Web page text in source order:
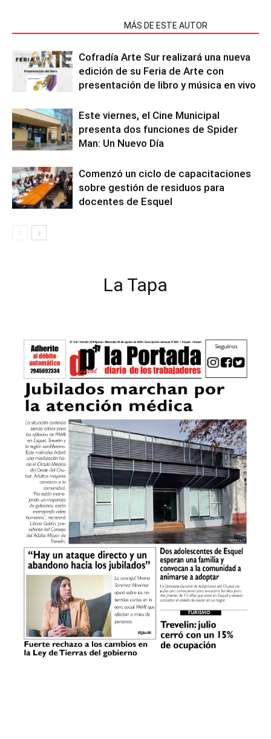
MÁS DE ESTE AUTOR
Cofradía Arte Sur realizará una nueva
edición de su Feria de Arte con
presentación de libro y música en vivo
Este viernes, el Cine Municipal
presenta dos funciones de Spider
Man: Un Nuevo Día
Comenzó un ciclo de capacitaciones
sobre gestión de residuos para
docentes de Esquel
La Tapa